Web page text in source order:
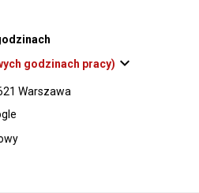
godzinach pracy) expand_more
Warszawa